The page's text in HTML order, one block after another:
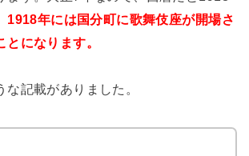
1918年には国分町に歌舞伎座が開場さ
になります。
な記載がありました。